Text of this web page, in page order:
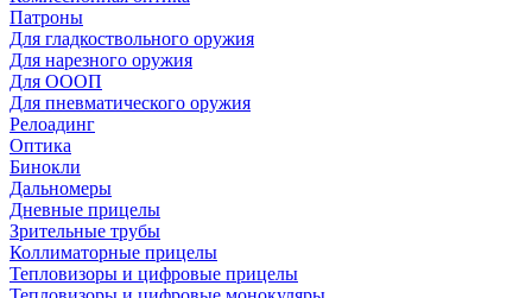
Патроны
Для гладкоствольного оружия
Для нарезного оружия
Для ОООП
Для пневматического оружия
Релоадинг
Оптика
Бинокли
Дальномеры
Дневные прицелы
Зрительные трубы
Коллиматорные прицелы
Тепловизоры и цифровые прицелы